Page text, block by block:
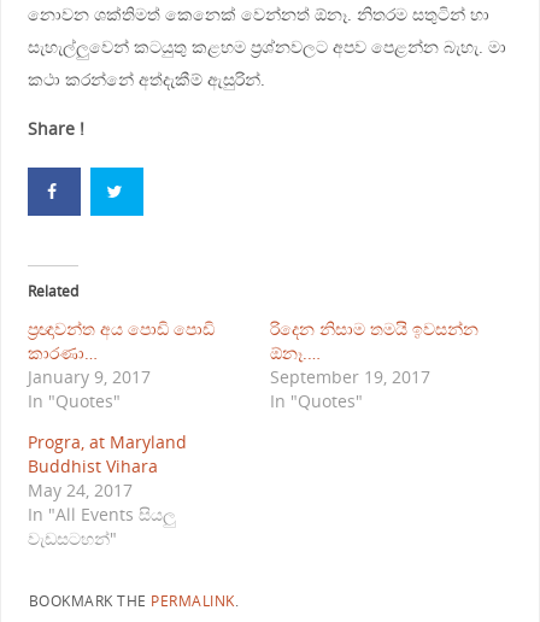
නොවන ශක්තිමත් කෙනෙක් වෙන්නත් ඕනෑ. නිතරම සතුටින් හා
සැහැල්ලුවෙන් කටයුතු කළහම ප්‍රශ්නවලට අපව පෙළන්න බැහැ. මා
කථා කරන්නේ අත්දැකීම් ඇසුරින්.
Share !
Related
ප්‍රඥාවන්ත අය පොඩි පොඩි
කාරණා…
January 9, 2017
In "Quotes"
රිදෙන නිසාම තමයි ඉවසන්න
ඕනෑ.…
September 19, 2017
In "Quotes"
Progra, at Maryland
Buddhist Vihara
May 24, 2017
In "All Events සියලු
වැඩසටහන්"
BOOKMARK THE PERMALINK.